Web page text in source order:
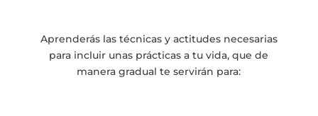
Aprenderás las técnicas y actitudes necesarias
para incluir unas prácticas a tu vida, que de
manera gradual te servirán para: